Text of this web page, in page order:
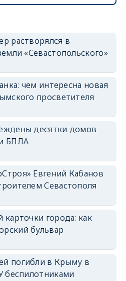
растворялся в
«Севастопольского»
чем интересна новая
просветителя
десятки домов
БПЛА
Евгений Кабанов
Севастополя
города: как
бульвар
погибли в Крыму в
беспилотниками